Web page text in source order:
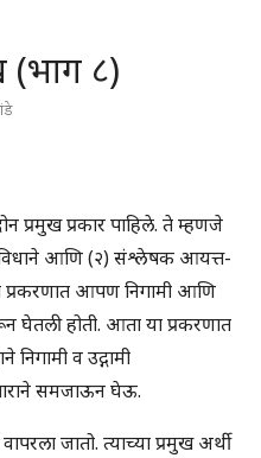
(भाग ८)
प्रमुख प्रकार पाहिले. ते म्हणजे
आणि (२) संश्लेषक आयत्त-
प्रकरणात आपण निगामी आणि
घेतली होती. आता या प्रकरणात
निगामी व उद्गामी
समजाऊन घेऊ.
जातो. त्याच्या प्रमुख अर्थी